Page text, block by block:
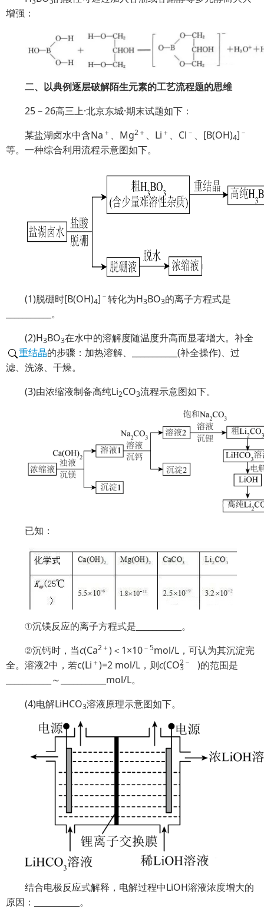
增强：
二、以典例逐层破解陌生元素的工艺流程题的思维
25－26高三上·北京东城·期末试题如下：
某盐湖卤水中含Na ＋ 、Mg2＋ 、Li ＋ 、Cl － 、[B(OH)4] －
等。一种综合利用流程示意图如下。
(1)脱硼时[B(OH)4] －转化为H3BO3的离子方程式是
___________。
(2)H3BO3在水中的溶解度随温度升高而显著增大。补全
重结晶的步骤：加热溶解、___________(补全操作)、过
滤、洗涤、干燥。
(3)由浓缩液制备高纯Li2CO3流程示意图如下。
已知：
①沉镁反应的离子方程式是___________。
②沉钙时，当c(Ca2＋)＜1×10－5mol/L，可认为其沉淀完
全。溶液2中，若c(Li ＋)=2 mol/L，则c(CO3
2－ )的范围是
___________～___________mol/L。
(4)电解LiHCO3溶液原理示意图如下。
结合电极反应式解释，电解过程中LiOH溶液浓度增大的
原因：___________。